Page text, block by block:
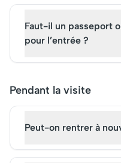
Faut-il un passeport
pour l’entrée ?
Pendant la visite
Peut-on rentrer à